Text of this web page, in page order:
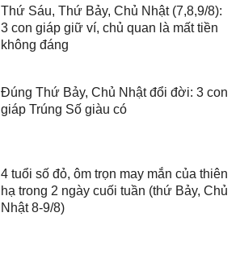
Thứ Sáu, Thứ Bảy, Chủ Nhật (7,8,9/8):
3 con giáp giữ ví, chủ quan là mất tiền
không đáng
Đúng Thứ Bảy, Chủ Nhật đổi đời: 3 con
giáp Trúng Số giàu có
4 tuổi số đỏ, ôm trọn may mắn của thiên
hạ trong 2 ngày cuối tuần (thứ Bảy, Chủ
Nhật 8-9/8)